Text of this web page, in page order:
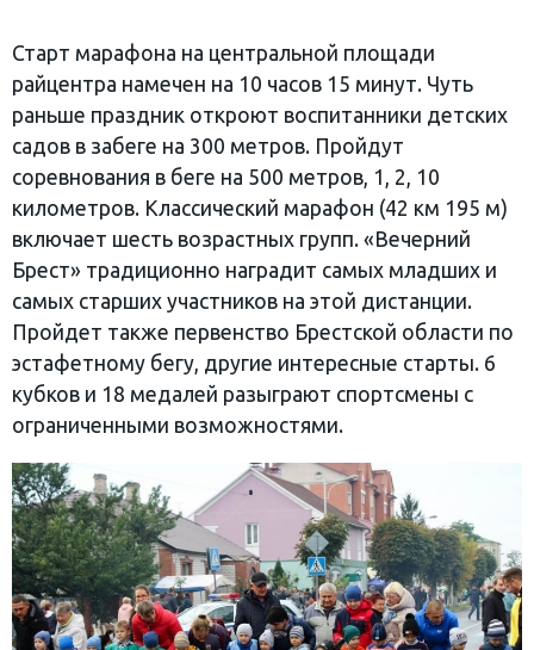
Старт марафона на центральной площади
райцентра намечен на 10 часов 15 минут. Чуть
раньше праздник откроют воспитанники детских
садов в забеге на 300 метров. Пройдут
соревнования в беге на 500 метров, 1, 2, 10
километров. Классический марафон (42 км 195 м)
включает шесть возрастных групп. «Вечерний
Брест» традиционно наградит самых младших и
самых старших участников на этой дистанции.
Пройдет также первенство Брестской области по
эстафетному бегу, другие интересные старты. 6
кубков и 18 медалей разыграют спортсмены с
ограниченными возможностями.